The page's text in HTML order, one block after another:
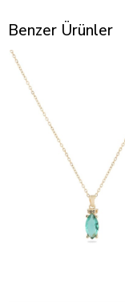
Benzer Ürünler